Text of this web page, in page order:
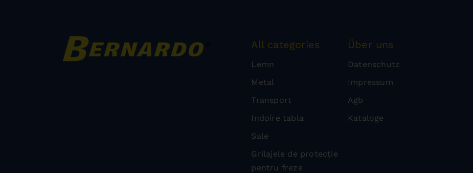
All categories
Lemn
Metal
Transport
Indoire tabla
Sale
Grilajele de protecție
pentru freze
Über uns
Datenschutz
Impressum
Agb
Kataloge